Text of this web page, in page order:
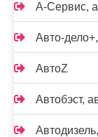
А-Сервис,
Авто-
АвтоZ
Автобэст,